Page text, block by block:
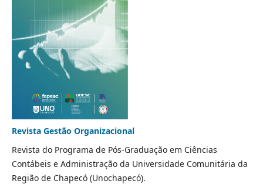
Revista Gestão Organizacional
Revista do Programa de Pós-Graduação em Ciências
Contábeis e Administração da Universidade Comunitária da
Região de Chapecó (Unochapecó).